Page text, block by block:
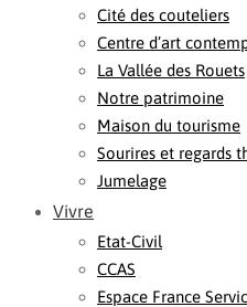
Cité des couteliers
Centre d’art
La Vallée des Rouets
Notre patrimoine
Maison du tourisme
Sourires et regards
Jumelage
Vivre
Etat-Civil
CCAS
Espace France